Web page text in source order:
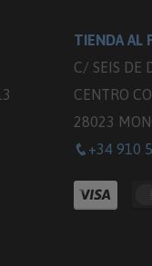
TIENDA AL
C/ SEIS DE
CENTRO
28023
+34 910